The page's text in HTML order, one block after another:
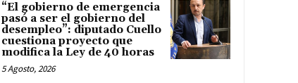
“El gobierno de emergencia
pasó a ser el gobierno del
desempleo”: diputado Cuello
cuestiona proyecto que
modifica la Ley de 40 horas
5 Agosto, 2026